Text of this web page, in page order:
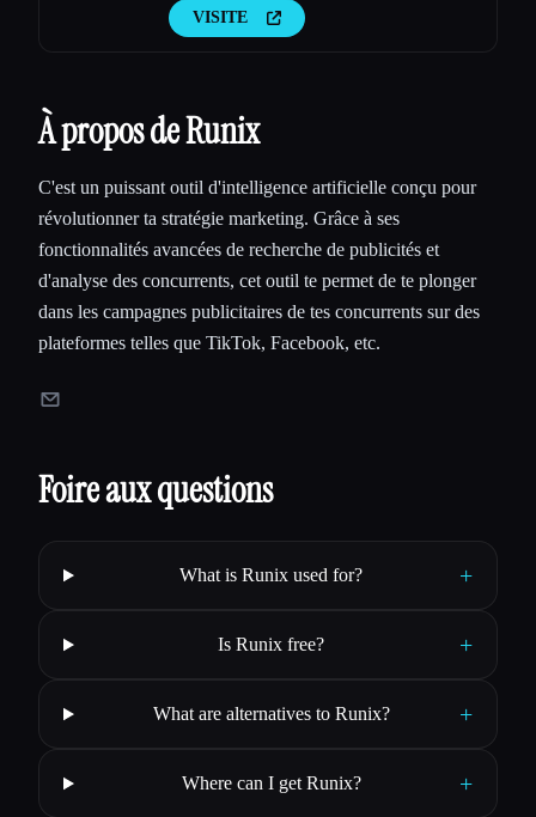
l'IAVISITE
À propos de Runix
C'est un puissant outil d'intelligence artificielle conçu pour
révolutionner ta stratégie marketing. Grâce à ses
fonctionnalités avancées de recherche de publicités et
d'analyse des concurrents, cet outil te permet de te plonger
dans les campagnes publicitaires de tes concurrents sur des
plateformes telles que TikTok, Facebook, etc.
Foire aux questions
What is Runix used for? +
Is Runix free? +
What are alternatives to Runix? +
Where can I get Runix? +